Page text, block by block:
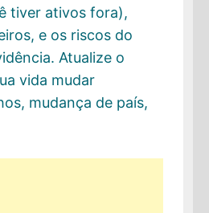
tiver ativos fora),
e os riscos do
Atualize o
vida mudar
mudança de país,